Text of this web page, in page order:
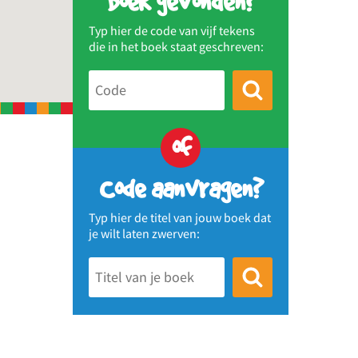
Typ hier de code van vijf tekens
die in het boek staat geschreven:
of
Code aanvragen?
Typ hier de titel van jouw boek dat
je wilt laten zwerven: